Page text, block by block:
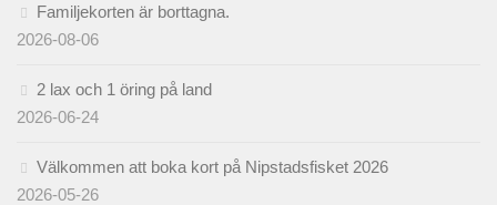
Familjekorten är borttagna.
2026-08-06
2 lax och 1 öring på land
2026-06-24
Välkommen att boka kort på Nipstadsfisket 2026
2026-05-26